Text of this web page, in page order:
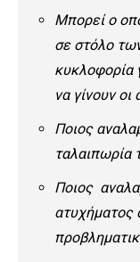
Μπορεί ο
σε στόλο
κυκλοφορία
να γίνουν
Ποιος
ταλαιπωρία
Ποιος
ατυχήματος